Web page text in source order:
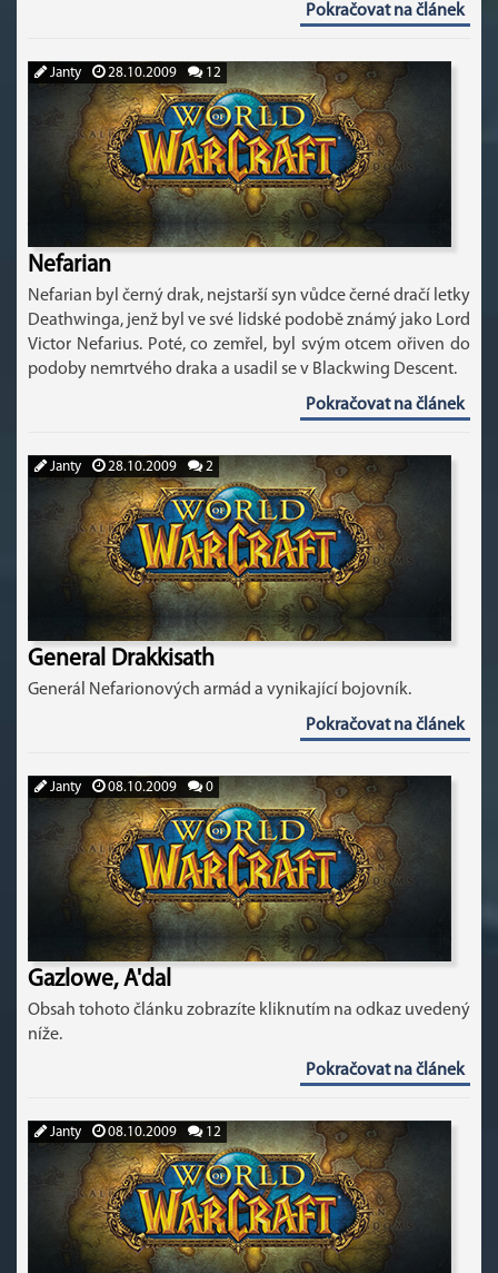
Pokračovat na článek
Janty 28.10.2009 12
Nefarian
Nefarian byl černý drak, nejstarší syn vůdce černé dračí letky
Deathwinga, jenž byl ve své lidské podobě známý jako Lord
Victor Nefarius. Poté, co zemřel, byl svým otcem ořiven do
podoby nemrtvého draka a usadil se v Blackwing Descent.
Pokračovat na článek
Janty 28.10.2009 2
General Drakkisath
Generál Nefarionových armád a vynikající bojovník.
Pokračovat na článek
Janty 08.10.2009 0
Gazlowe, A'dal
Obsah tohoto článku zobrazíte kliknutím na odkaz uvedený
níže.
Pokračovat na článek
Janty 08.10.2009 12